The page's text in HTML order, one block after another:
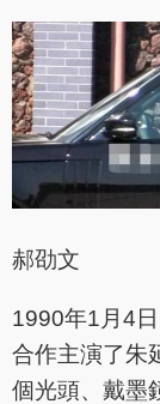
郝劭文
1990年1月4
合作主演了朱
個光頭、戴墨